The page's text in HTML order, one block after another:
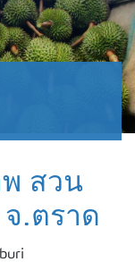
สวน
จ.ตราด